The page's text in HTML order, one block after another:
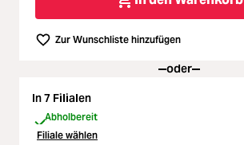
SALE
Zur Wunschliste hinzufügen
oder
In 7 Filialen
Abholbereit
Filiale wählen